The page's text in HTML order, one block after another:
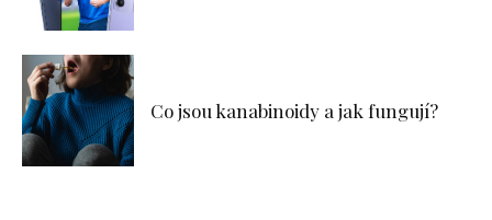
Co jsou kanabinoidy a jak fungují?